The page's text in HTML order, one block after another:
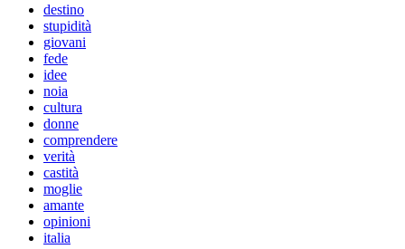
destino
stupidità
giovani
fede
idee
noia
cultura
donne
comprendere
verità
castità
moglie
amante
opinioni
italia